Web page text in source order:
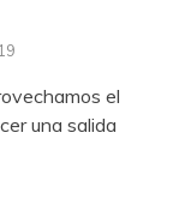
el
una salida